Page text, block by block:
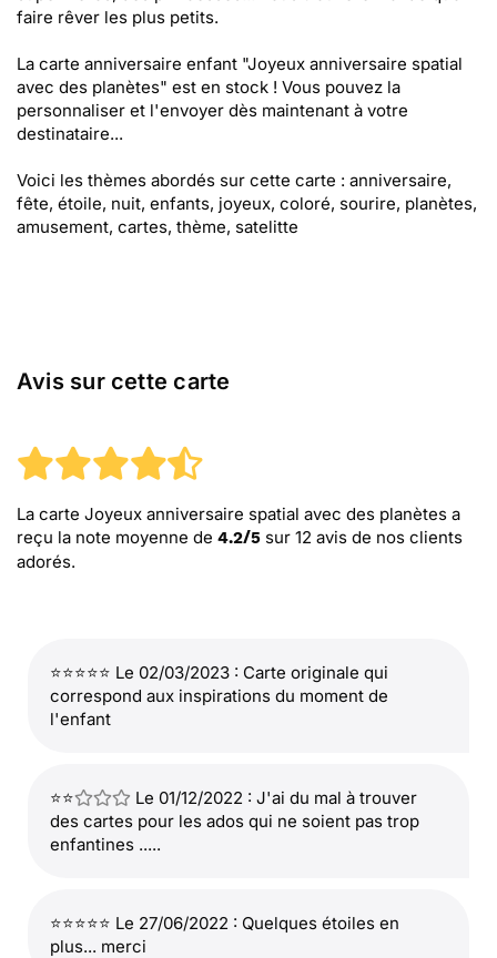
faire rêver les plus petits.
La carte anniversaire enfant "Joyeux anniversaire spatial
avec des planètes" est en stock ! Vous pouvez la
personnaliser et l'envoyer dès maintenant à votre
destinataire...
Voici les thèmes abordés sur cette carte : anniversaire,
fête, étoile, nuit, enfants, joyeux, coloré, sourire, planètes,
amusement, cartes, thème, satelitte
Avis sur cette carte
La carte Joyeux anniversaire spatial avec des planètes a
reçu la note moyenne de 4.2/5 sur 12 avis de nos clients
adorés.
⭐⭐⭐⭐⭐ Le 02/03/2023 : Carte originale qui
correspond aux inspirations du moment de
l'enfant
⭐⭐
Le 01/12/2022 : J'ai du mal à trouver
des cartes pour les ados qui ne soient pas trop
enfantines .....
⭐⭐⭐⭐⭐ Le 27/06/2022 : Quelques étoiles en
plus... merci